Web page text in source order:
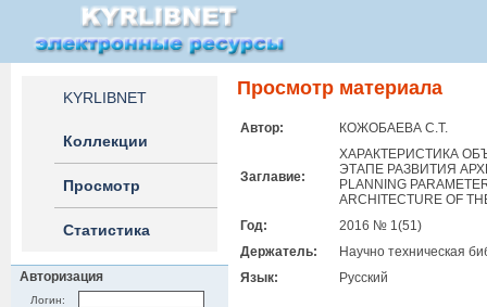
KYRLIBNET
Коллекции
Просмотр
Статистика
Авторизация
Логин:
Просмотр материала
Автор: КОЖОБАЕВА С.Т.
Заглавие:
ХАРАКТЕРИСТИКА
ЭТАПЕ РАЗВИТИЯ
PLANNING
ARCHITECTURE OF
Год:
2016 № 1(51)
Держатель:
Научно техническая
Язык:
Русский